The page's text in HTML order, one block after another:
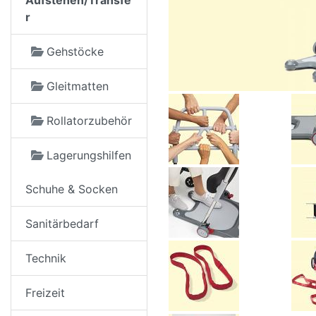
r
Gehstöcke
Gleitmatten
Rollatorzubehör
Lagerungshilfen
Schuhe & Socken
Sanitärbedarf
Technik
Freizeit